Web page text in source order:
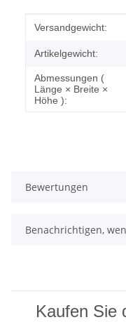
Produkteigenschaft
Wert
Versandgewicht:
Artikelgewicht:
Abmessungen (
Länge × Breite ×
Höhe ):
Bewertungen
Benachrichtigen,
Kaufen Sie